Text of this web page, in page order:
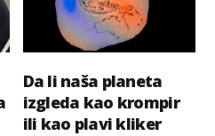
Da li naša planeta
izgleda kao krompir
ili kao plavi kliker